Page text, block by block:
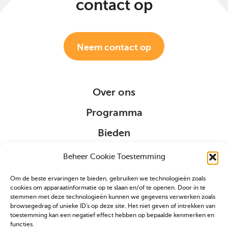
Beheer Cookie Toestemming
Om de beste ervaringen te bieden, gebruiken we technologieën zoals
cookies om apparaatinformatie op te slaan en/of te openen. Door in te
stemmen met deze technologieën kunnen we gegevens verwerken zoals
browsegedrag of unieke ID's op deze site. Het niet geven of intrekken van
toestemming kan een negatief effect hebben op bepaalde kenmerken en
functies.
contact op
Neem contact op
Over ons
Programma
Bieden
Organisatie
Sponsoring
VIP